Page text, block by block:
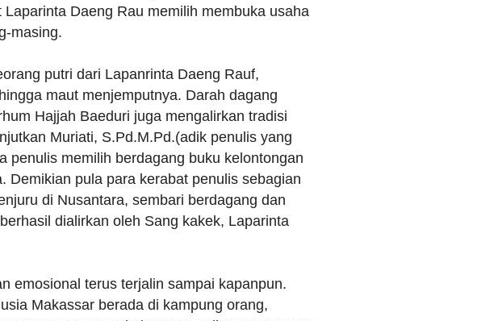
Daeng Rau memilih membuka usaha
masing.
putri dari Lapanrinta Daeng Rauf,
maut menjemputnya. Darah dagang
Hajjah Baeduri juga mengalirkan tradisi
Muriati, S.Pd.M.Pd.(adik penulis yang
penulis memilih berdagang buku kelontongan
Demikian pula para kerabat penulis sebagian
di Nusantara, sembari berdagang dan
dialirkan oleh Sang kakek, Laparinta
emosional terus terjalin sampai kapanpun.
Makassar berada di kampung orang,